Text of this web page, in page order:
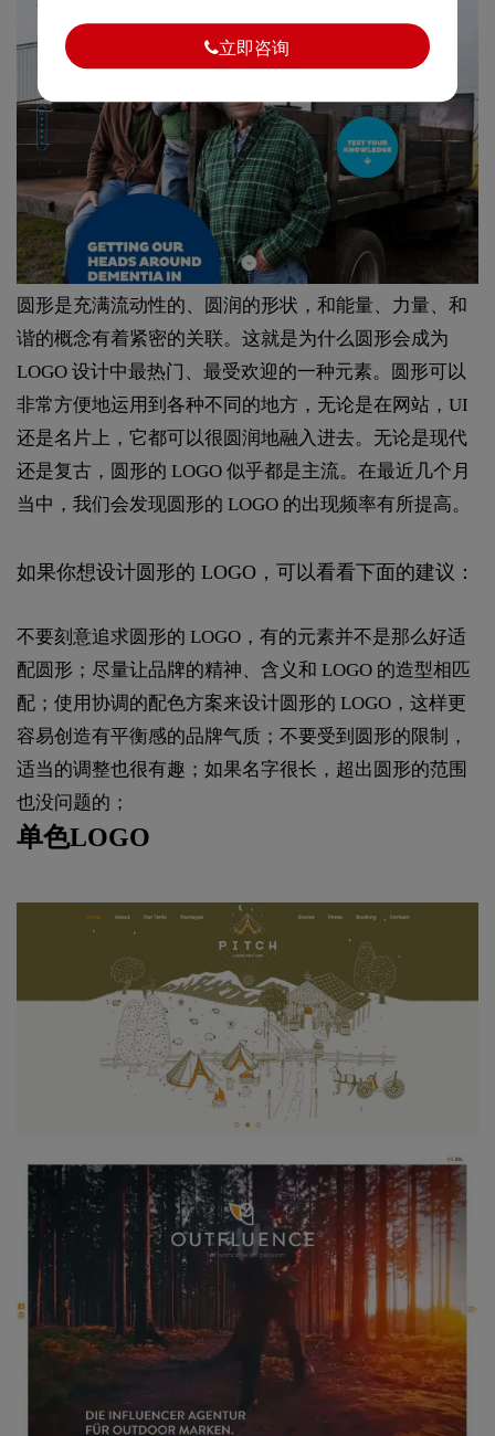
圆形是充满流动性的、圆润的形状，和能量、力量、和
谐的概念有着紧密的关联。这就是为什么圆形会成为
LOGO 设计中最热门、最受欢迎的一种元素。圆形可以
非常方便地运用到各种不同的地方，无论是在网站，UI
还是名片上，它都可以很圆润地融入进去。无论是现代
还是复古，圆形的 LOGO 似乎都是主流。在最近几个月
当中，我们会发现圆形的 LOGO 的出现频率有所提高。
如果你想设计圆形的 LOGO，可以看看下面的建议：
不要刻意追求圆形的 LOGO，有的元素并不是那么好适
配圆形；尽量让品牌的精神、含义和 LOGO 的造型相匹
配；使用协调的配色方案来设计圆形的 LOGO，这样更
容易创造有平衡感的品牌气质；不要受到圆形的限制，
适当的调整也很有趣；如果名字很长，超出圆形的范围
也没问题的；
单色LOGO
立即咨询